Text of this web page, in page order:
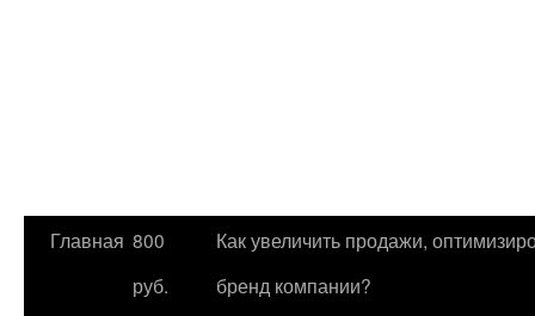
Перейти
Главная 800
руб.
Как увеличить продажи,
бренд компании?